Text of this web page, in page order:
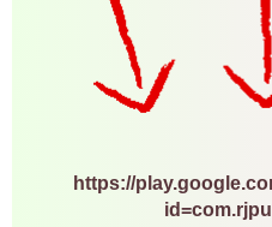
https://